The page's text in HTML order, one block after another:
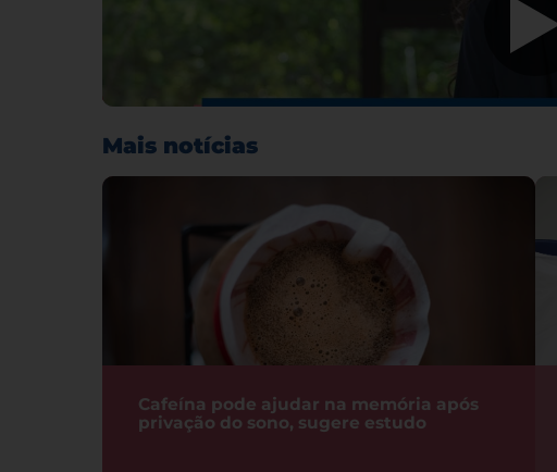
Mais notícias
Cafeína pode ajudar na memória após
privação do sono, sugere estudo